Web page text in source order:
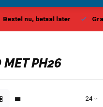
Gratis bezorgd, vanaf € 75,00
MET PH26